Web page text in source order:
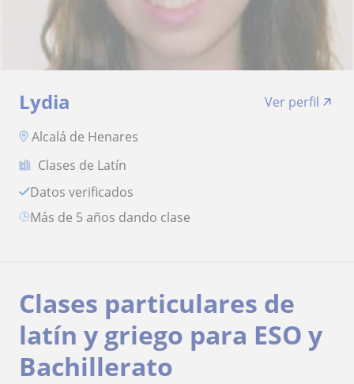
Lydia
Ver perfil
Alcalá de Henares
Clases de Latín
Datos verificados
más de 5 años dando clase
Clases particulares de
latín y griego para ESO y
Bachillerato